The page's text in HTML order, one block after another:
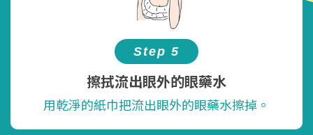
Step 5
擦拭流出眼外的眼藥水
用乾淨的紙巾把流出眼外的眼藥水擦掉。